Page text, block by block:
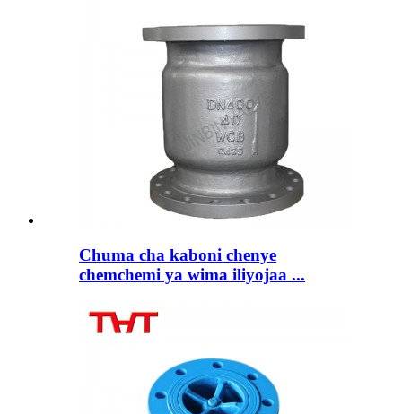
Chuma cha kaboni chenye
chemchemi ya wima iliyojaa ...